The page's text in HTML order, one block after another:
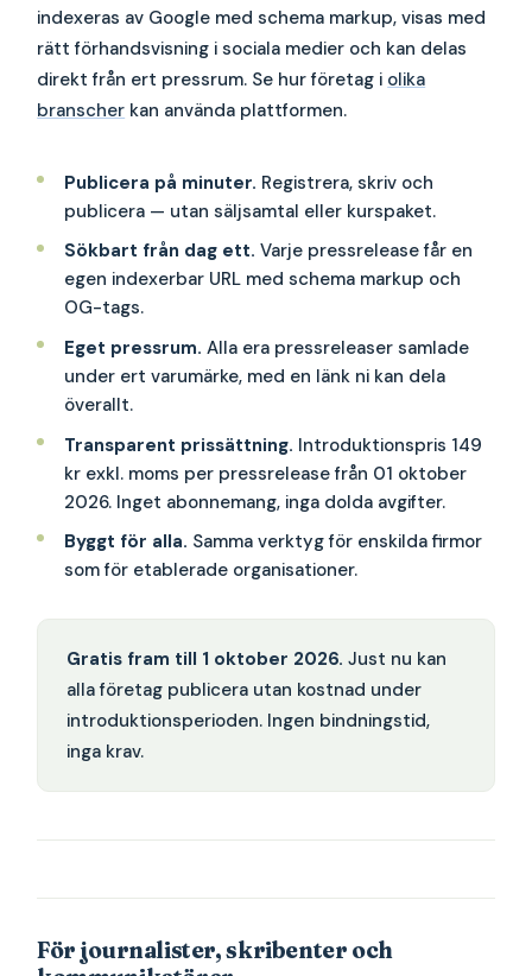
indexeras av Google med schema markup, visas med
rätt förhandsvisning i sociala medier och kan delas
direkt från ert pressrum. Se hur företag i olika
branscher kan använda plattformen.
Publicera på minuter. Registrera, skriv och
publicera — utan säljsamtal eller kurspaket.
Sökbart från dag ett. Varje pressrelease får en
egen indexerbar URL med schema markup och
OG-tags.
Eget pressrum. Alla era pressreleaser samlade
under ert varumärke, med en länk ni kan dela
överallt.
Transparent prissättning. Introduktionspris 149
kr exkl. moms per pressrelease från 01 oktober
2026. Inget abonnemang, inga dolda avgifter.
Byggt för alla. Samma verktyg för enskilda firmor
som för etablerade organisationer.
Gratis fram till 1 oktober 2026. Just nu kan
alla företag publicera utan kostnad under
introduktionsperioden. Ingen bindningstid,
inga krav.
För journalister, skribenter och